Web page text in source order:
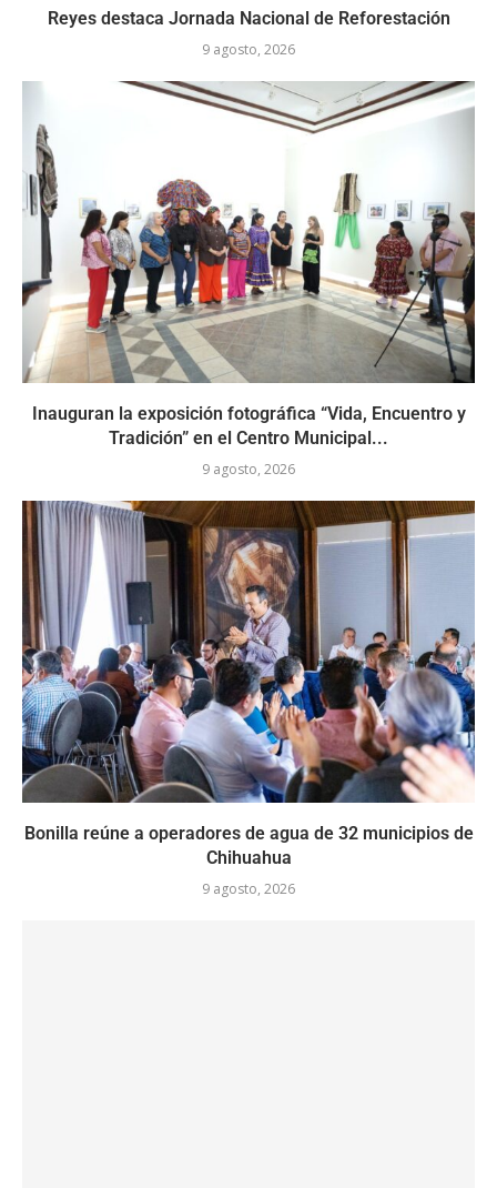
Reyes destaca Jornada Nacional de Reforestación
9 agosto, 2026
Inauguran la exposición fotográfica “Vida, Encuentro y
Tradición” en el Centro Municipal...
9 agosto, 2026
Bonilla reúne a operadores de agua de 32 municipios de
Chihuahua
9 agosto, 2026